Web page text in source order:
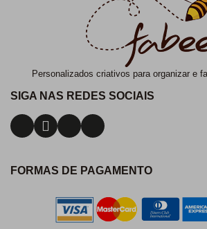
Personalizados criativos para organizar e
SIGA NAS REDES SOCIAIS
FORMAS DE PAGAMENTO